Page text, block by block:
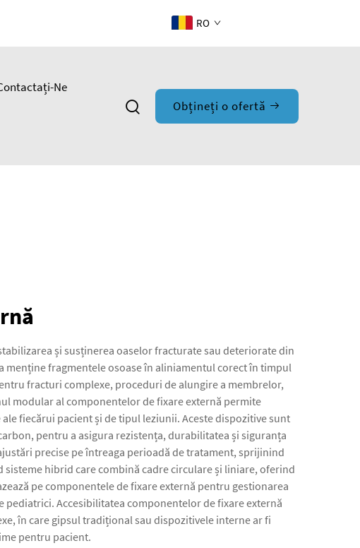
RO
Ne
Obțineți o ofertă
și susținerea oaselor fracturate sau deteriorate din
menține fragmentele osoase în aliniamentul corect în timpul
fracturi complexe, proceduri de alungire a membrelor,
modular al componentelor de fixare externă permite
fiecărui pacient și de tipul leziunii. Aceste dispozitive sunt
pentru a asigura rezistența, durabilitatea și siguranța
precise pe întreaga perioadă de tratament, sprijinind
hibrid care combină cadre circulare și liniare, oferind
pe componentele de fixare externă pentru gestionarea
Accesibilitatea componentelor de fixare externă
în care gipsul tradițional sau dispozitivele interne ar fi
pentru pacient.